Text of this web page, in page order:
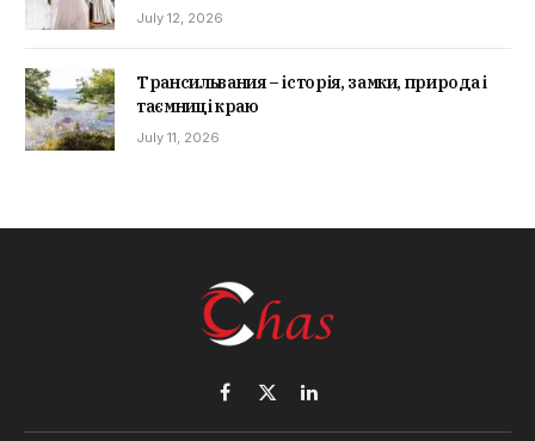
July 12, 2026
Трансильвания – історія, замки, природа і
таємниці краю
July 11, 2026
Facebook
X
(Twitter)
LinkedIn